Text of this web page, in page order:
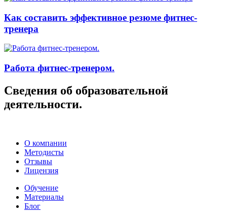
Как составить эффективное резюме фитнес-
тренера
Работа фитнес-тренером.
Сведения об образовательной
деятельности.
О компании
Методисты
Отзывы
Лицензия
Обучение
Материалы
Блог